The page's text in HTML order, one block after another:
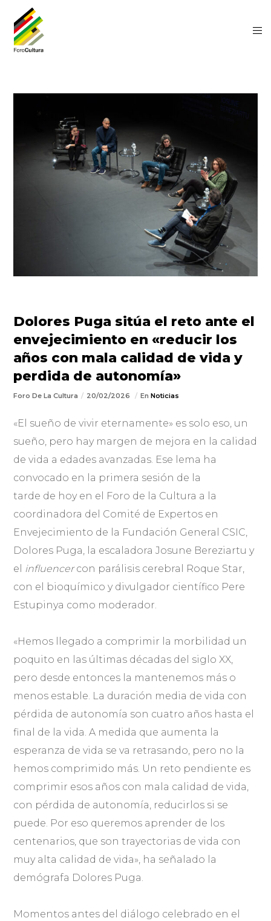
Dolores Puga sitúa el reto ante el
envejecimiento en «reducir los
años con mala calidad de vida y
perdida de autonomía»
Foro De La Cultura 20/02/2026 EnNoticias
«El sueño de vivir eternamente» es solo eso, un
sueño, pero hay margen de mejora en la calidad
de vida a edades avanzadas. Ese lema ha
convocado en la primera sesión de la
tarde de hoy en el Foro de la Cultura a la
coordinadora del Comité de Expertos en
Envejecimiento de la Fundación General CSIC,
Dolores Puga, la escaladora Josune Bereziartu y
el influencercon parálisis cerebral Roque Star,
con el bioquímico y divulgador científico Pere
Estupinya como moderador.
«Hemos llegado a comprimir la morbilidad un
poquito en las últimas décadas del siglo XX,
pero desde entonces la mantenemos más o
menos estable. La duración media de vida con
pérdida de autonomía son cuatro años hasta el
final de la vida. A medida que aumenta la
esperanza de vida se va retrasando, pero no la
hemos comprimido más. Un reto pendiente es
comprimir esos años con mala calidad de vida,
con pérdida de autonomía, reducirlos si se
puede. Por eso queremos aprender de los
centenarios, que son trayectorias de vida con
muy alta calidad de vida», ha señalado la
demógrafa Dolores Puga.
Momentos antes del diálogo celebrado en el